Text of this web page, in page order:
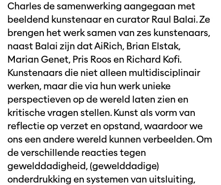
Charles de samenwerking aangegaan met
beeldend kunstenaar en curator Raul Balai. Ze
brengen het werk samen van zes kunstenaars,
naast Balai zijn dat AiRich, Brian Elstak,
Marian Genet, Pris Roos en Richard Kofi.
Kunstenaars die niet alleen multidisciplinair
werken, maar die via hun werk unieke
perspectieven op de wereld laten zien en
kritische vragen stellen. Kunst als vorm van
reflectie op verzet en opstand, waardoor we
ons een andere wereld kunnen verbeelden. Om
de verschillende reacties tegen
gewelddadigheid, (gewelddadige)
onderdrukking en systemen van uitsluiting,